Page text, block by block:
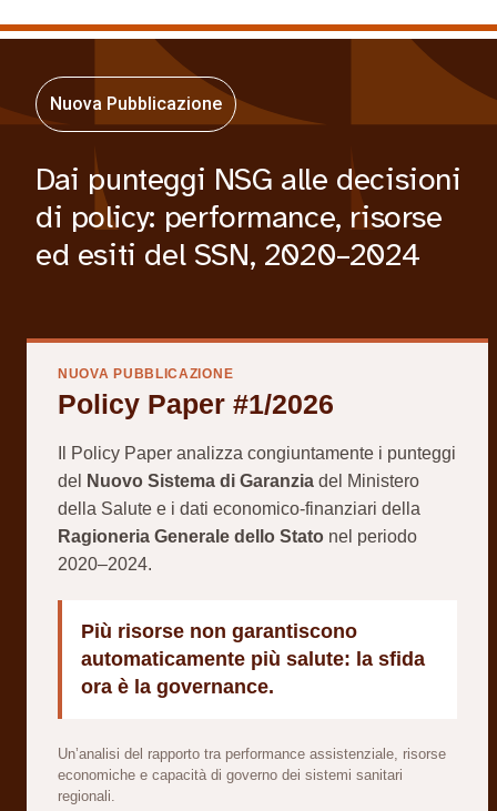
Nuova Pubblicazione
Dai punteggi NSG alle decisioni
di policy: performance, risorse
ed esiti del SSN, 2020–2024
NUOVA PUBBLICAZIONE
Policy Paper #1/2026
Il Policy Paper analizza congiuntamente i punteggi
del
Nuovo Sistema di Garanzia del Ministero
della Salute e i dati economico-finanziari della
Ragioneria Generale dello Stato nel periodo
2020–2024.
Più risorse non garantiscono
automaticamente più salute: la sfida
ora è la governance.
Un’analisi del rapporto tra performance assistenziale, risorse
economiche e capacità di governo dei sistemi sanitari
regionali.